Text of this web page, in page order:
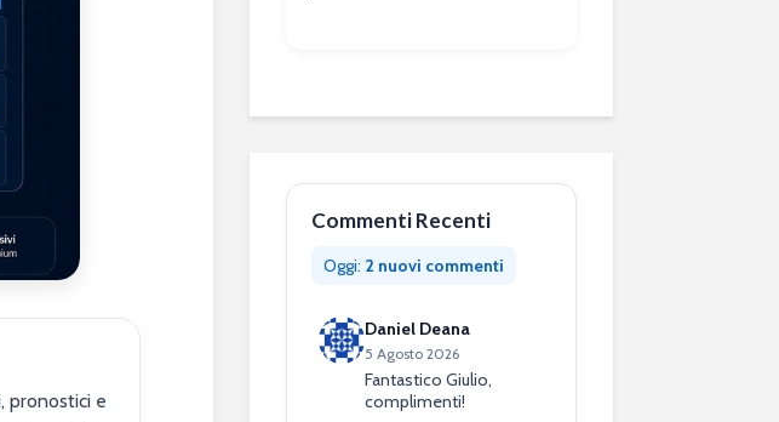
pronostici e
Commenti Recenti
Oggi: 2 nuovi commenti
Daniel Deana
5 Agosto 2026
Fantastico Giulio,
complimenti!